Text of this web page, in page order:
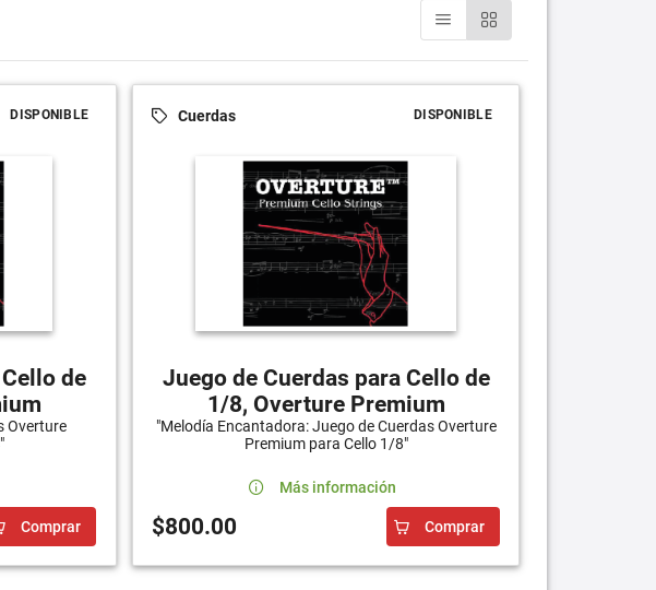
DISPONIBLE
de
Overture
Comprar
Cuerdas DISPONIBLE
Juego de Cuerdas para Cello de
1/8, Overture Premium
"Melodía Encantadora: Juego de Cuerdas Overture
Premium para Cello 1/8"
Más información
$800.00 Comprar